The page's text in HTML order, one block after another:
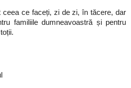
ce faceți, zi de zi, în tăcere, dar
familiile dumneavoastră și pentru